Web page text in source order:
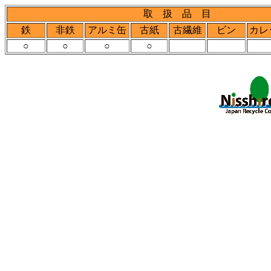
取 扱 品 目
鉄
非鉄 アルミ缶 古紙 古繊維 ビン カレ
○
○ ○ ○